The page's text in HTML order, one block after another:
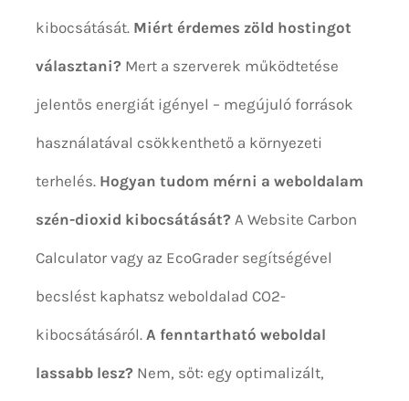
kibocsátását. Miért érdemes zöld hostingot
választani? Mert a szerverek működtetése
jelentős energiát igényel – megújuló források
használatával csökkenthető a környezeti
terhelés. Hogyan tudom mérni a weboldalam
szén-dioxid kibocsátását? A Website Carbon
Calculator vagy az EcoGrader segítségével
becslést kaphatsz weboldalad CO2-
kibocsátásáról. A fenntartható weboldal
lassabb lesz? Nem, sőt: egy optimalizált,